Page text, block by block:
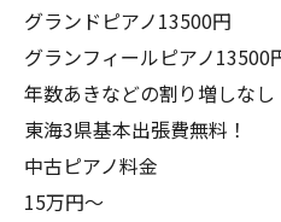
グランドピアノ13500円
グランフィールピアノ13500
年数あきなどの割り増しなし
東海3県基本出張費無料！
中古ピアノ料金
15万円〜